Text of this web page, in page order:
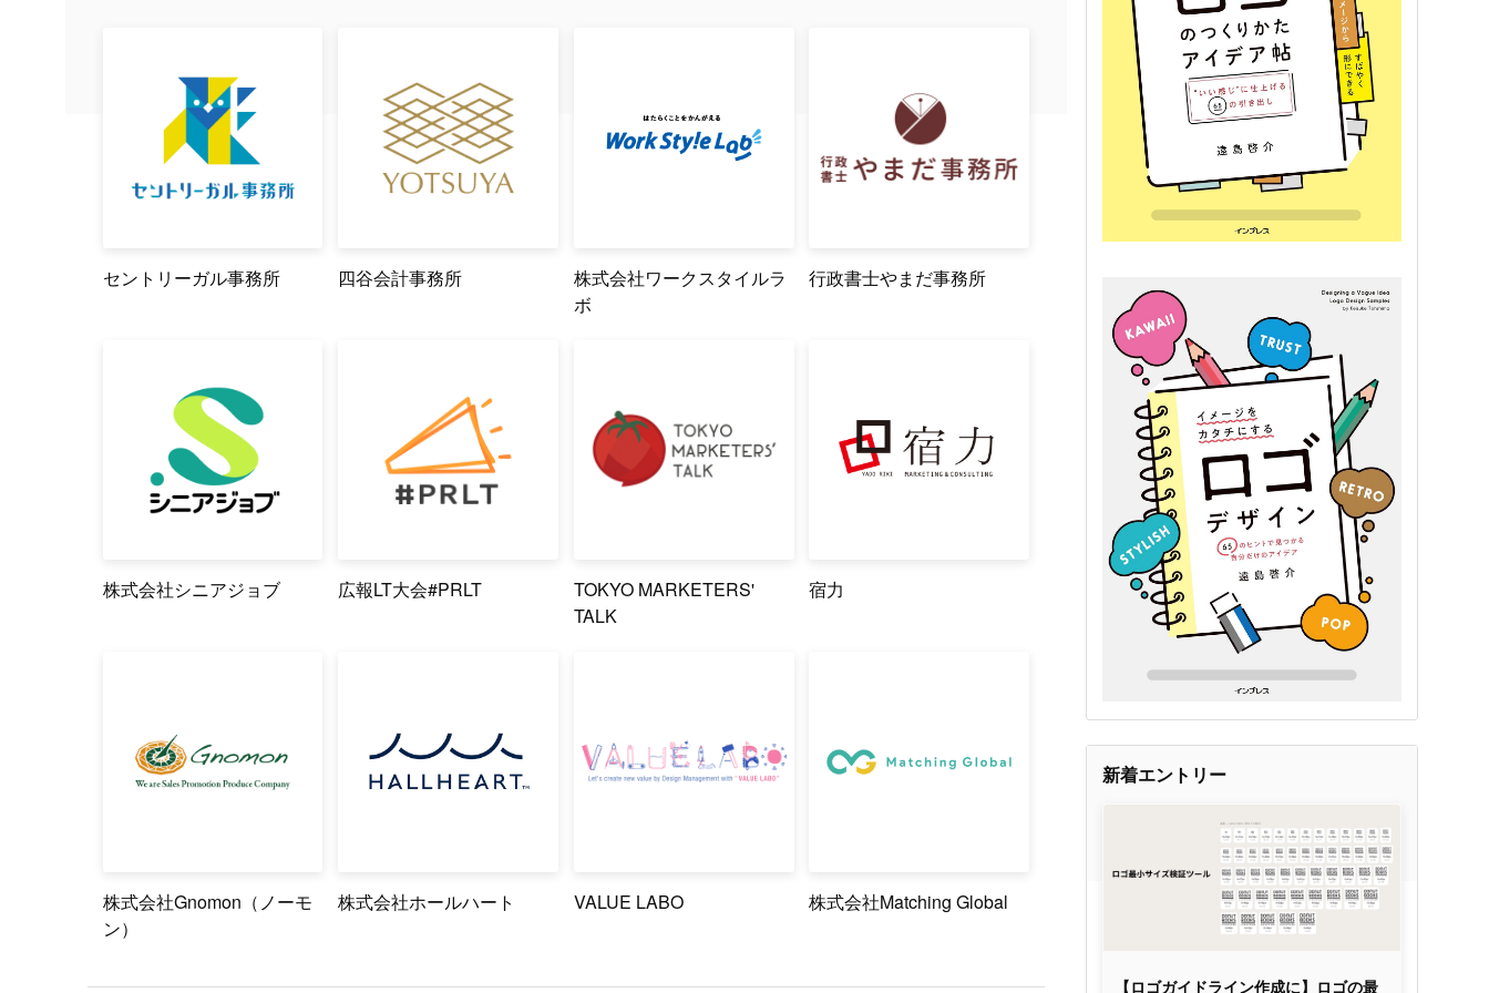
セントリーガル事務所 四谷会計事務所
株式会社ワークスタイルラ
ボ
行政書士やまだ事務所
株式会社シニアジョブ 広報LT大会#PRLT
TOKYO MARKETERS'
TALK
宿力
株式会社Gnomon（ノーモ
ン）
株式会社ホールハート VALUE LABO 株式会社Matching Global
新着エントリー
【ロゴガイドライン作成に】ロゴの最